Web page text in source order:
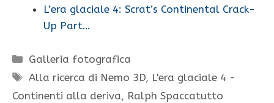
L’era glaciale 4: Scrat’s Continental Crack-
Up Part…
Categorie
Galleria fotografica
Tag
Alla ricerca di Nemo 3D, L'era glaciale 4 -
Continenti alla deriva, Ralph Spaccatutto